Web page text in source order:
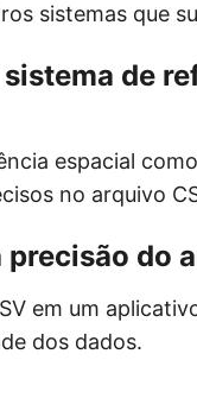
sistemas que
de
espacial
no arquivo
do
em um
dos dados.